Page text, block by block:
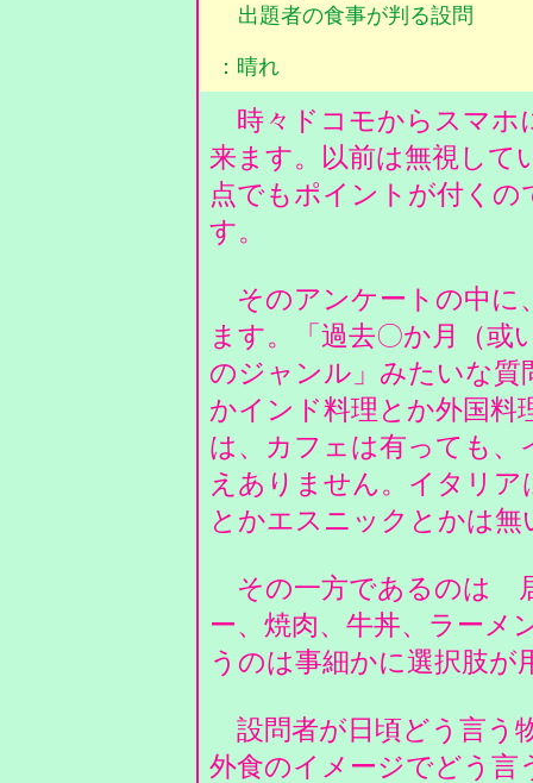
出題者の食事が判る設問
：晴れ
時々ドコモからスマホ
来ます。以前は無視して
点でもポイントが付く
す。
そのアンケートの中に
ます。「過去〇か月（或
のジャンル」みたいな
かインド料理とか外国料
は、カフェは有っても、
えありません。イタリ
とかエスニックとかは
その一方であるのは
ー、焼肉、牛丼、ラー
うのは事細かに選択肢
設問者が日頃どう言う
外食のイメージでどう言